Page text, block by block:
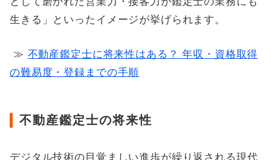
生きる」といったイメージが挙げられます。
≫ ​​​​​​​ 不動産鑑定士に将来性はある？ 年収・資格取得
の難易度・登録までの手順
不動産鑑定士の将来性
デジタル技術の目覚ましい進歩が繰り返される現代